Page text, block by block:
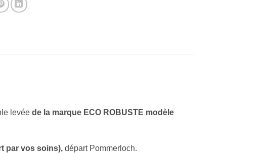
levée de la marque ECO ROBUSTE modèle
par vos soins), départ Pommerloch.